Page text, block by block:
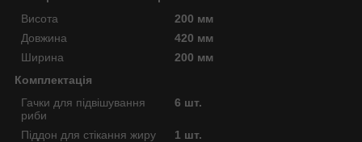
Висота
200 мм
Довжина
420 мм
Ширина
200 мм
Комплектація
Гачки для підвішування
риби
6 шт.
Піддон для стікання жиру
1 шт.